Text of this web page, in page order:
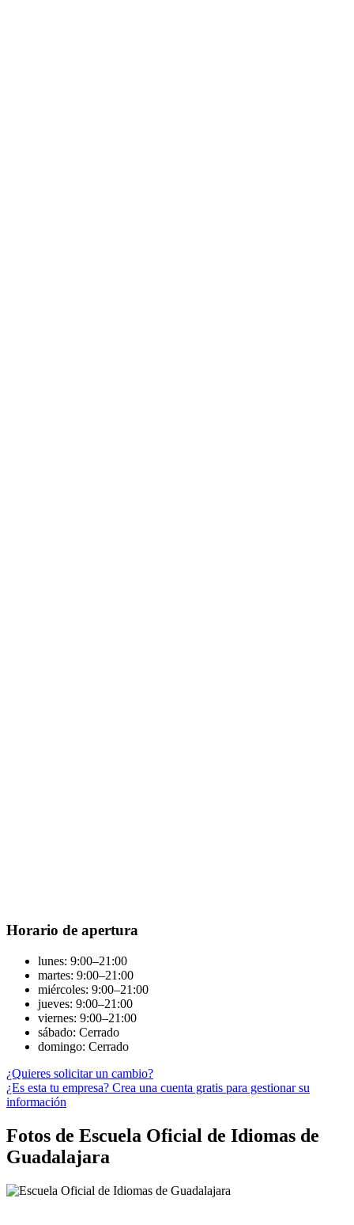
Horario de apertura
lunes: 9:00–21:00
martes: 9:00–21:00
miércoles: 9:00–21:00
jueves: 9:00–21:00
viernes: 9:00–21:00
sábado: Cerrado
domingo: Cerrado
¿Quieres solicitar un cambio?
¿Es esta tu empresa? Crea una cuenta gratis para gestionar su
información
Fotos de Escuela Oficial de Idiomas de
Guadalajara